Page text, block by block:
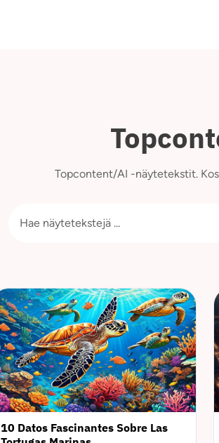
Topcontent/AI -näytetekstit.
10 Datos Fascinantes Sobre Las